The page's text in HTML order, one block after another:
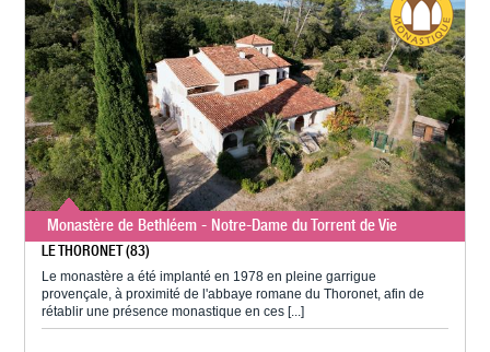
Monastère de Bethléem - Notre-Dame du Torrent de Vie
LE THORONET (83)
Le monastère a été implanté en 1978 en pleine garrigue
provençale, à proximité de l'abbaye romane du Thoronet, afin de
rétablir une présence monastique en ces [...]